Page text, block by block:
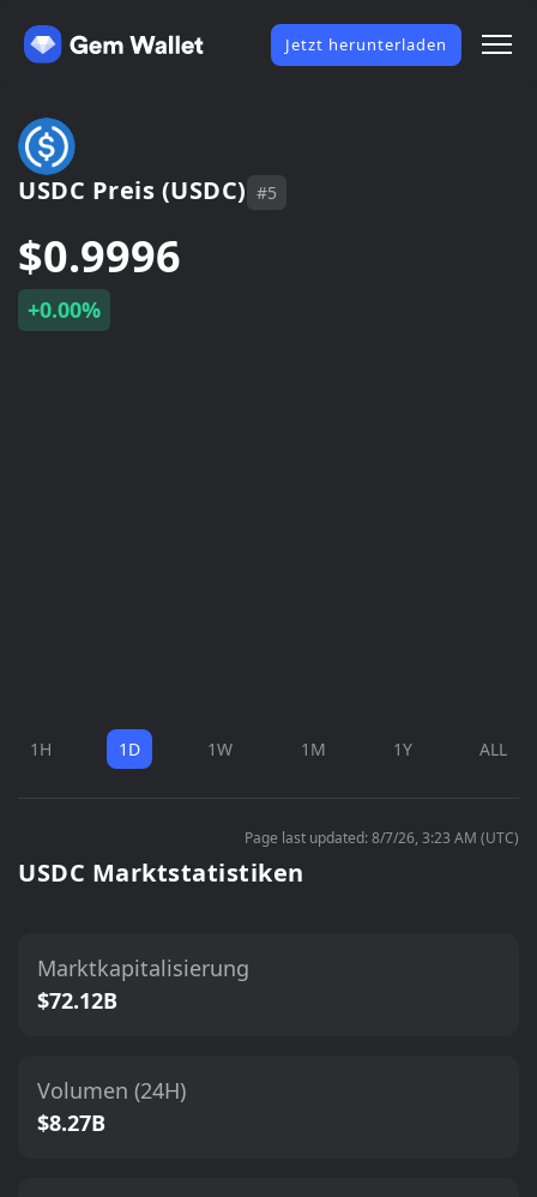
Jetzt herunterladen
USDC Preis (USDC) #5
$0.9996
+0.00%
1H 1D 1W 1M 1Y ALL
Page last updated: 8/7/26, 3:23 AM (UTC)
USDC Marktstatistiken
Marktkapitalisierung
$72.12B
Volumen (24H)
$8.27B